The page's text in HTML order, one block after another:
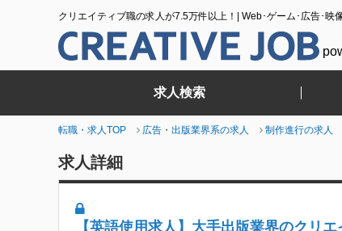
クリエイティブ職の求人が7.5万件以上！| Web･ゲーム･広告･映
求人検索
転職・求人TOP 広告・出版業界系の求人 制作進行の求人
求人詳細
【英語使用求人】大手出版業界のク